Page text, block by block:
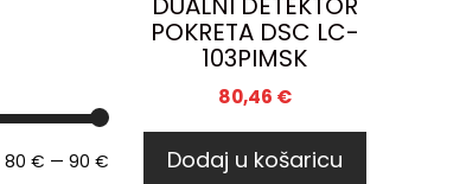
POKRETA DSC LC-
103PIMSK
80,46 €
Dodaj u košaricu
80 € — 90 €